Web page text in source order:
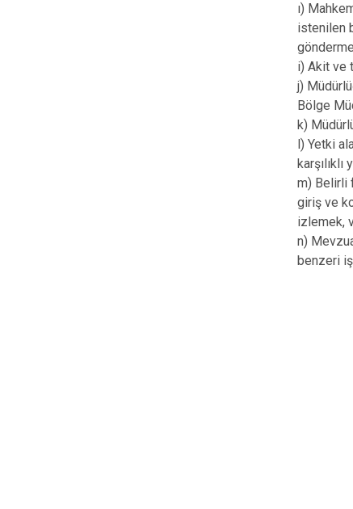
ı)
istenilen
i) Akit ve
j)
Bölge
k)
l) Yetki
m) Belirli
giriş ve
izlemek,
n)
benzeri